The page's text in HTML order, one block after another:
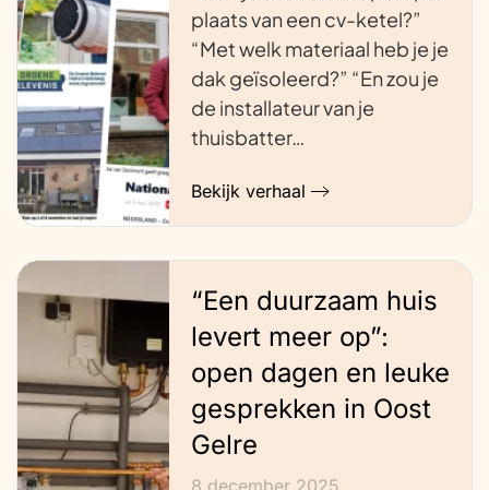
plaats van een cv-ketel?”
“Met welk materiaal heb je je
dak geïsoleerd?” “En zou je
de installateur van je
thuisbatter…
Bekijk verhaal
“Een duurzaam huis
levert meer op”:
open dagen en leuke
gesprekken in Oost
Gelre
8 december 2025